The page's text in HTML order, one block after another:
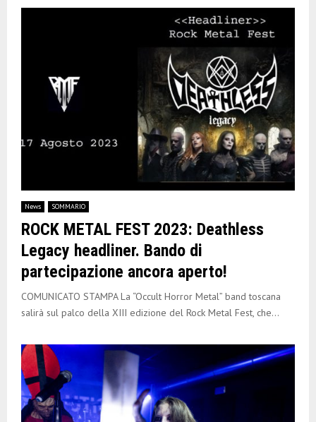
News SOMMARIO
ROCK METAL FEST 2023: Deathless
Legacy headliner. Bando di
partecipazione ancora aperto!
COMUNICATO STAMPA La “Occult Horror Metal” band toscana
salirà sul palco della XIII edizione del Rock Metal Fest, che...